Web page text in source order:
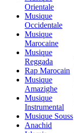
Orientale
Musique
Occidentale
Musique
Marocaine
Musique
Reggada
Rap Marocain
Musique
Amazighe
Musique
Instrumental
Musique Souss
Anachid